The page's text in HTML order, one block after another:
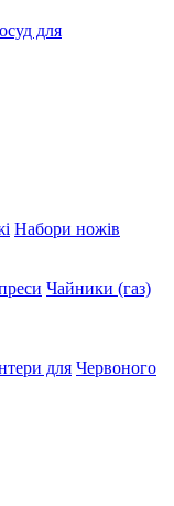
для
Набори ножів
Чайники (газ)
для Червоного